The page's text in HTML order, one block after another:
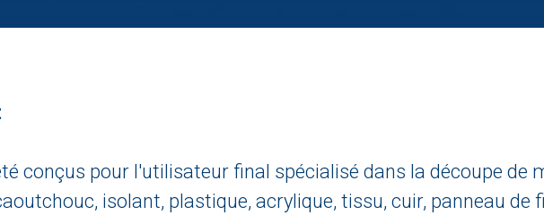
conçus pour l'utilisateur final spécialisé dans la découpe de
isolant, plastique, acrylique, tissu, cuir, panneau de